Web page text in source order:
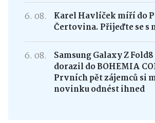
6. 08.
Karel Havlíček míří do
Čertovina. Přijeďte se s
6. 08.
Samsung Galaxy Z
dorazil do BOHEMIA
Prvních pět zájemců si
novinku odnést ihned